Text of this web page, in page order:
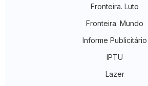
Fronteira. Luto
Fronteira. Mundo
Informe Publicitário
IPTU
Lazer